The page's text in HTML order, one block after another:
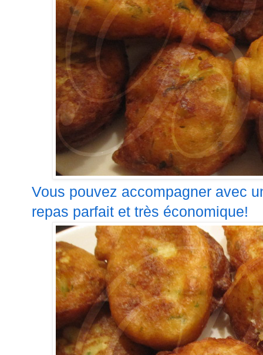
Vous pouvez accompagner avec
repas parfait et très économique!